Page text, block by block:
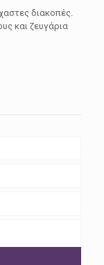
διακοπές.
και ζευγάρια